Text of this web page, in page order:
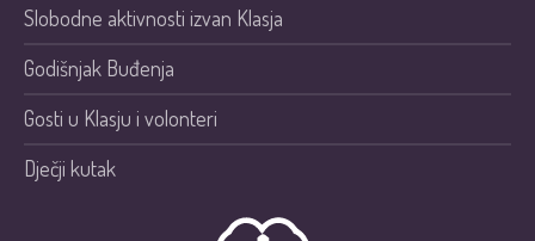
Slobodne aktivnosti izvan Klasja
Godišnjak Buđenja
Gosti u Klasju i volonteri
Dječji kutak